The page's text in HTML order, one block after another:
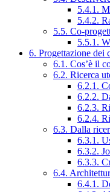
5.4.1.
5.4.2.
5.5. Co-
5.5.1.
6. Progettazione dei
6.1. Cos’è il
6.2. Ricerca
6.2.1.
6.2.2.
6.2.3.
6.2.4.
6.3. Dalla
6.3.1.
6.3.2.
6.3.3.
6.4.
6.4.1.